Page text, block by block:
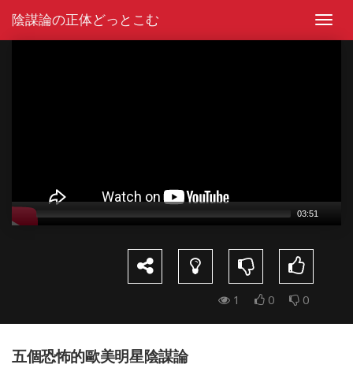
陰謀論の正体どっとこむ
03:51
1 0 0
五個恐怖的歐美明星陰謀論